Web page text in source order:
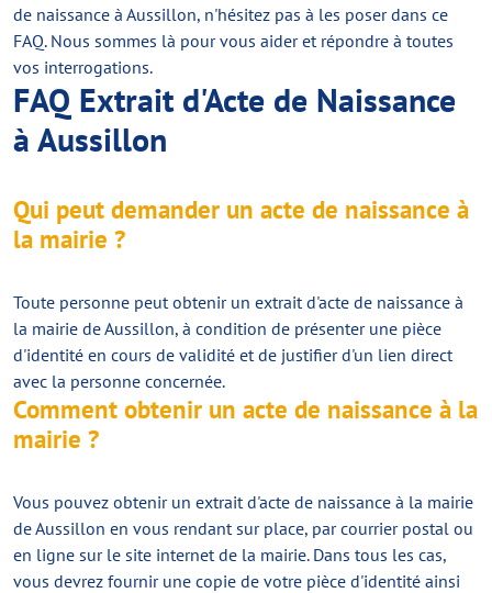
de naissance à Aussillon, n'hésitez pas à les poser dans ce
FAQ. Nous sommes là pour vous aider et répondre à toutes
vos interrogations.
FAQ Extrait d'Acte de Naissance
à Aussillon
Qui peut demander un acte de naissance à
la mairie ?
Toute personne peut obtenir un extrait d'acte de naissance à
la mairie de Aussillon, à condition de présenter une pièce
d'identité en cours de validité et de justifier d'un lien direct
avec la personne concernée.
Comment obtenir un acte de naissance à la
mairie ?
Vous pouvez obtenir un extrait d'acte de naissance à la mairie
de Aussillon en vous rendant sur place, par courrier postal ou
en ligne sur le site internet de la mairie. Dans tous les cas,
vous devrez fournir une copie de votre pièce d'identité ainsi